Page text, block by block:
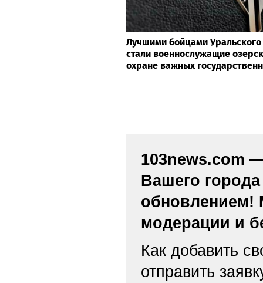
Лучшими бойцами Уральского
стали военнослужащие
охране важных
103news.com
Вашего
обновлением!
модерации и
Как добавить
отправить